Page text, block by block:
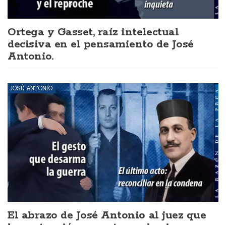
Ortega y Gasset, raíz intelectual
decisiva en el pensamiento de José
Antonio.
JOSÉ ANTONIO
El abrazo de José Antonio al juez que